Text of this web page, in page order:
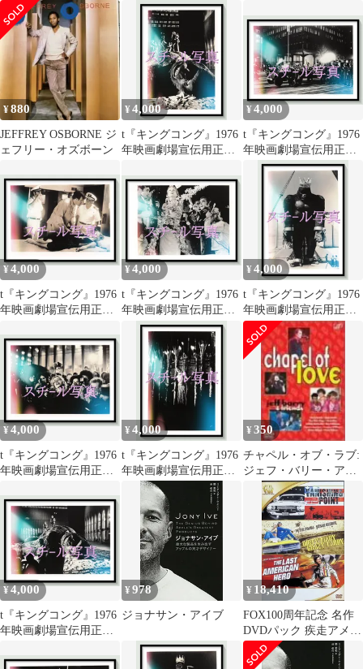
ン・/60sポップス
BESTSE
オリジナルスチール写
真 pt006704 ジョ
ン・ギラーミン ジェ
フ・ブリッジス ジェシ
カ・ラング チャール
ズ・グローディン ジャ
ック・オハローラン
¥880
JEFFREY OSBORNE ジ
ェフリー・オズボーン
¥4,000
t『キングコング』1976
年映画劇場宣伝用正規
真 pt006702 ジョ
ン・ギラーミン ジェ
フ・ブリッジス ジェシ
カ・ラング チャール
ズ・グローディン ジャ
ック・オハローラン
¥4,000
t『キングコング』1976
年映画劇場宣伝用正規
オリジナルスチール写
真 pt006714 ジョ
ン・ギラーミン ジェ
フ・ブリッジス ジェシ
カ・ラング チャール
ズ・グローディン ジャ
ック・オハローラン
¥4,000
t『キングコング』1976
年映画劇場宣伝用正規
真 pt006711 ジョ
ン・ギラーミン ジェ
フ・ブリッジス ジェシ
カ・ラング チャール
ズ・グローディン ジャ
ック・オハローラン
¥4,000
t『キングコング』1976
年映画劇場宣伝用正規
オリジナルスチール写
真 pt006710 ジョ
ン・ギラーミン ジェ
フ・ブリッジス ジェシ
カ・ラング チャール
ズ・グローディン ジャ
ック・オハローラン
¥4,000
t『キングコング』1976
年映画劇場宣伝用正規
オリジナルスチール写
真 pt006708 ジョ
ン・ギラーミン ジェ
フ・ブリッジス ジェシ
カ・ラング チャール
ズ・グローディン ジャ
ック・オハローラン
¥4,000
t『キングコング』1976
年映画劇場宣伝用正規
真 pt006703 ジョ
ン・ギラーミン ジェ
フ・ブリッジス ジェシ
カ・ラング チャール
ズ・グローディン ジャ
ック・オハローラン
¥4,000
t『キングコング』1976
年映画劇場宣伝用正規
オリジナルスチール写
真 pt006705 ジョ
ン・ギラーミン ジェ
フ・ブリッジス ジェシ
カ・ラング チャール
ズ・グローディン ジャ
ック・オハローラン
¥350
チャペル・オブ・ラブ:
ジェフ・バリー・アン
ド・フレンズ [DVD]
¥4,000
t『キングコング』1976
年映画劇場宣伝用正規
真 pt006707 ジョ
¥978
ジョナサン・アイブ
¥ 18,410
FOX100周年記念 名作
DVDパック 疾走アメリ
カン・ニューシネマ(3
枚組)